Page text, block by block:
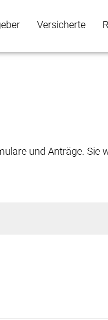
Versicherte
und Anträge.